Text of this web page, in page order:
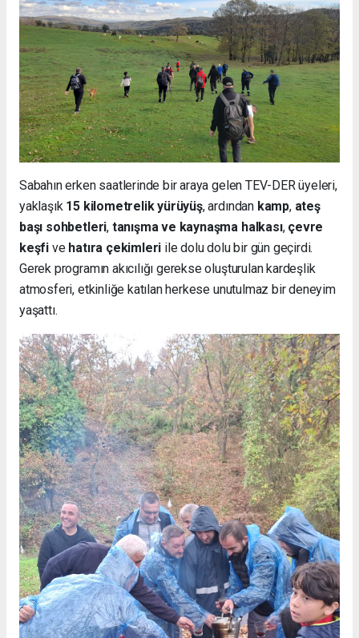
Sabahın erken saatlerinde bir araya gelen TEV-DER üyeleri,
yaklaşık 15 kilometrelik yürüyüş, ardından kamp, ateş
başı sohbetleri, tanışma ve kaynaşma halkası, çevre
keşfi ve hatıra çekimleri ile dolu dolu bir gün geçirdi.
Gerek programın akıcılığı gerekse oluşturulan kardeşlik
atmosferi, etkinliğe katılan herkese unutulmaz bir deneyim
yaşattı.